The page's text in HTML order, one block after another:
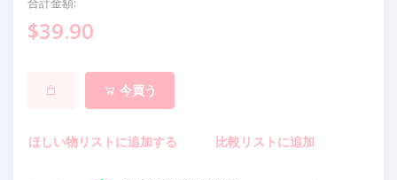
$39.90
今買う
ほしい物リストに追加する 比較リストに追加